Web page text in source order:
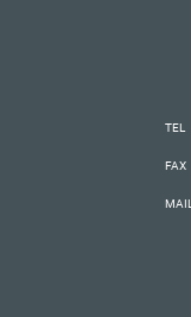
TEL
FAX
MAIL